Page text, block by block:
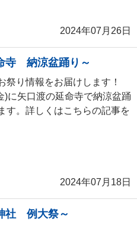
2024年07月26日
寺 納涼盆踊り～
祭り情報をお届けします！
)に矢口渡の延命寺で納涼盆踊
す。詳しくはこちらの記事を
2024年07月18日
社 例大祭～